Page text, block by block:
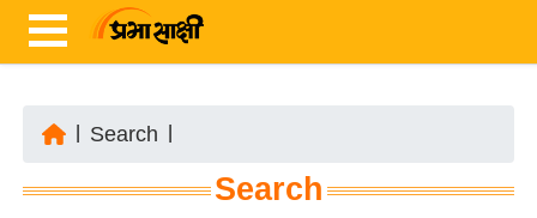
ज़ा
Search
Search